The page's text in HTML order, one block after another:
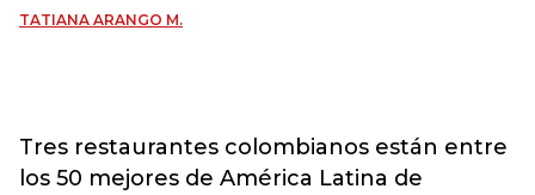
TATIANA ARANGO M.
Tres restaurantes colombianos están entre
los 50 mejores de América Latina de